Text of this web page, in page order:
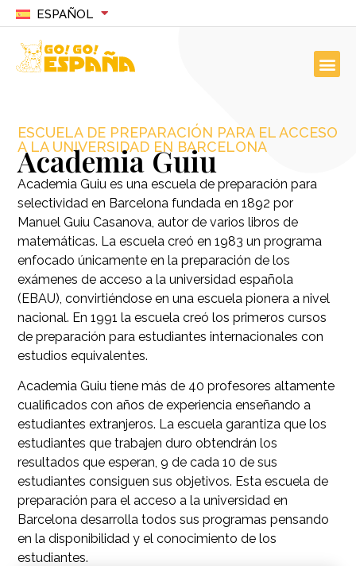
ESPAÑOL
ESCUELA DE PREPARACIÓN PARA EL ACCESO
A LA UNIVERSIDAD EN BARCELONA
Academia Guiu
Academia Guiu es una escuela de preparación para
selectividad en Barcelona fundada en 1892 por
Manuel Guiu Casanova, autor de varios libros de
matemáticas. La escuela creó en 1983 un programa
enfocado únicamente en la preparación de los
exámenes de acceso a la universidad española
(EBAU), convirtiéndose en una escuela pionera a nivel
nacional. En 1991 la escuela creó los primeros cursos
de preparación para estudiantes internacionales con
estudios equivalentes.
Academia Guiu tiene más de 40 profesores altamente
cualificados con años de experiencia enseñando a
estudiantes extranjeros. La escuela garantiza que los
estudiantes que trabajen duro obtendrán los
resultados que esperan, 9 de cada 10 de sus
estudiantes consiguen sus objetivos. Esta escuela de
preparación para el acceso a la universidad en
Barcelona desarrolla todos sus programas pensando
en la disponibilidad y el conocimiento de los
estudiantes.